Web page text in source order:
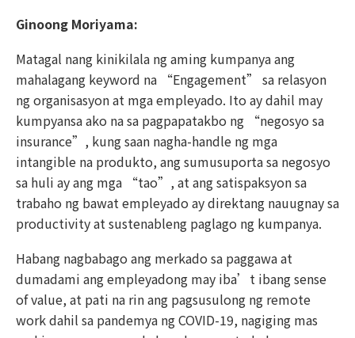
Ginoong Moriyama:
Matagal nang kinikilala ng aming kumpanya ang
mahalagang keyword na “Engagement” sa relasyon
ng organisasyon at mga empleyado. Ito ay dahil may
kumpyansa ako na sa pagpapatakbo ng “negosyo sa
insurance”, kung saan nagha-handle ng mga
intangible na produkto, ang sumusuporta sa negosyo
sa huli ay ang mga “tao”, at ang satispaksyon sa
trabaho ng bawat empleyado ay direktang nauugnay sa
productivity at sustenableng paglago ng kumpanya.
Habang nagbabago ang merkado sa paggawa at
dumadami ang empleyadong may iba’t ibang sense
of value, at pati na rin ang pagsusulong ng remote
work dahil sa pandemya ng COVID-19, nagiging mas